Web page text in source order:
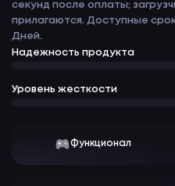
секунд после оплаты;
прилагаются. Доступные
Дней.
Надежность продукта
Уровень жесткости
Функционал